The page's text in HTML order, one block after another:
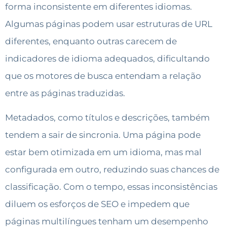
forma inconsistente em diferentes idiomas.
Algumas páginas podem usar estruturas de URL
diferentes, enquanto outras carecem de
indicadores de idioma adequados, dificultando
que os motores de busca entendam a relação
entre as páginas traduzidas.
Metadados, como títulos e descrições, também
tendem a sair de sincronia. Uma página pode
estar bem otimizada em um idioma, mas mal
configurada em outro, reduzindo suas chances de
classificação. Com o tempo, essas inconsistências
diluem os esforços de SEO e impedem que
páginas multilíngues tenham um desempenho